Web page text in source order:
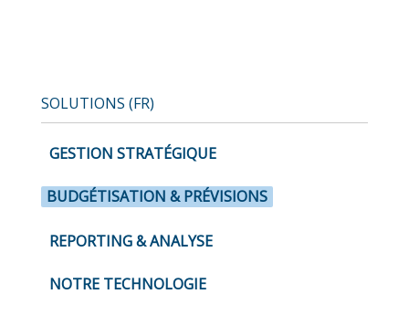
SOLUTIONS (FR)
GESTION STRATÉGIQUE
BUDGÉTISATION & PRÉVISIONS
REPORTING & ANALYSE
NOTRE TECHNOLOGIE